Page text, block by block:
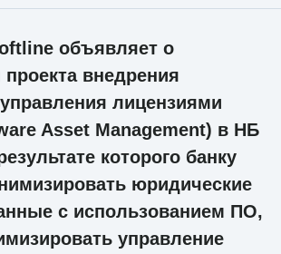
объявляет о
внедрения
лицензиями
Asset Management) в НБ
которого банку
юридические
с использованием ПО,
управление